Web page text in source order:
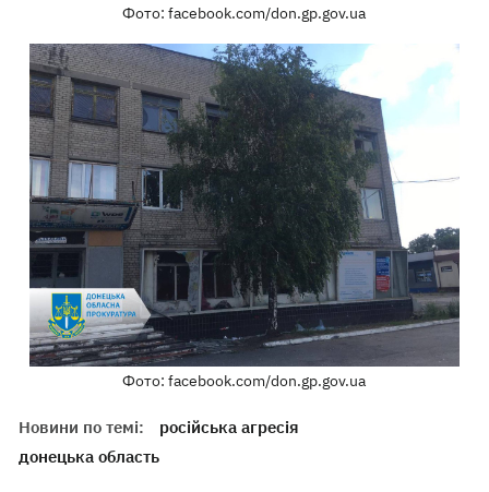
Фото: facebook.com/don.gp.gov.ua
Фото: facebook.com/don.gp.gov.ua
Новини по темі:
російська агресія
донецька область